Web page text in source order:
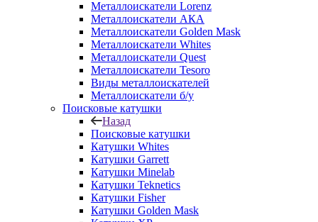
Металлоискатели Lorenz
Металлоискатели АКА
Металлоискатели Golden Mask
Металлоискатели Whites
Металлоискатели Quest
Металлоискатели Tesoro
Виды металлоискателей
Металлоискатели б/у
Поисковые катушки
Назад
Поисковые катушки
Катушки Whites
Катушки Garrett
Катушки Minelab
Катушки Teknetics
Катушки Fisher
Катушки Golden Mask